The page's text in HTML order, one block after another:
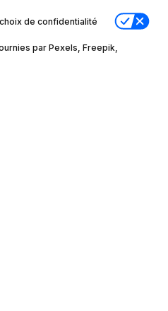
de confidentialité
par Pexels, Freepik,